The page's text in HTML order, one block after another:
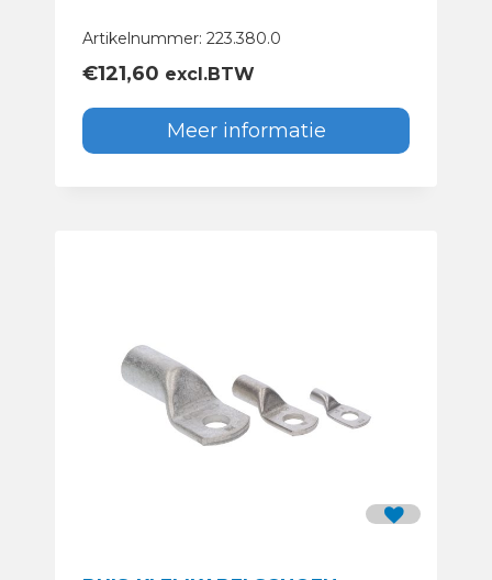
Artikelnummer: 223.380.0
€121,60 excl.BTW
Meer informatie